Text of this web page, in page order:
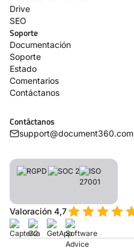
Drive
SEO
Soporte
Documentación
Soporte
Estado
Comentarios
Contáctanos
Contáctanos
support@document360.com
Valoración 4,7